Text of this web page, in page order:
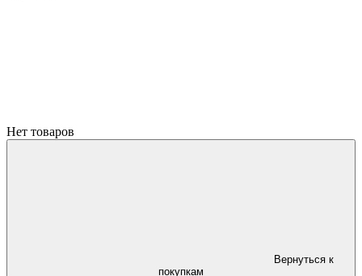
Нет товаров
Вернуться к
покупкам